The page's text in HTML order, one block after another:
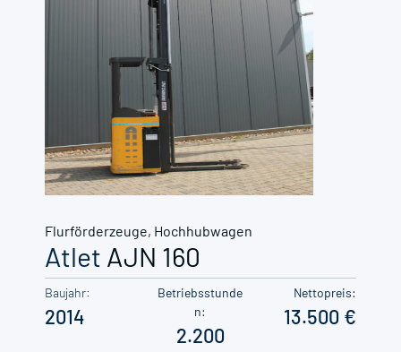
Flurförderzeuge, Hochhubwagen
Atlet AJN 160
Baujahr:
2014
Betriebsstunde
n:
2.200
Nettopreis:
13.500